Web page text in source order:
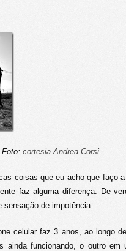
Foto: cortesia Andrea Corsi
coisas que eu acho que faço
faz alguma diferença. De
sensação de impotência.
celular faz 3 anos, ao longo
ainda funcionando, o outro